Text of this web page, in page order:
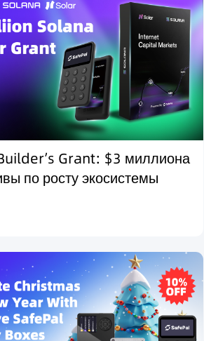
Grant: $3 миллиона
по росту экосистемы